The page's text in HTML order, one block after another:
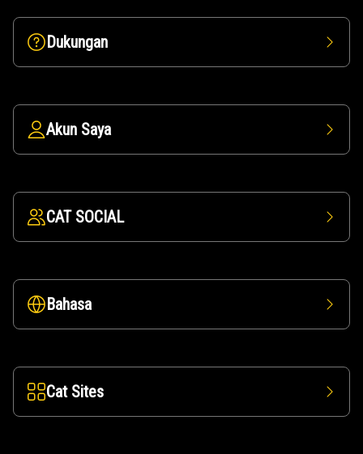
Dukungan
Akun Saya
CAT SOCIAL
Bahasa
Cat Sites